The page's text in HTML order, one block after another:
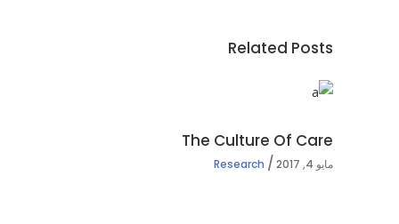
Related Posts
The Culture Of Care
مايو 4, 2017 Research